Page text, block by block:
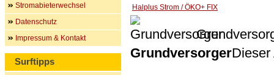
Halplus Strom / ÖKO+ FIX
GrundversorgerDieser
Stromabieterwechsel
Datenschutz
Impressum & Kontakt
Surftipps